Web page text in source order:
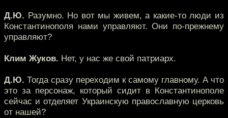
Д.Ю. Разумно. Но вот мы живем, а какие-то люди из
Константинополя нами управляют. Они по-прежнему
управляют?
Клим Жуков. Нет, у нас же свой патриарх.
Д.Ю. Тогда сразу переходим к самому главному. А что
это за персонаж, который сидит в Константинополе
сейчас и отделяет Украинскую православную церковь
от нашей?